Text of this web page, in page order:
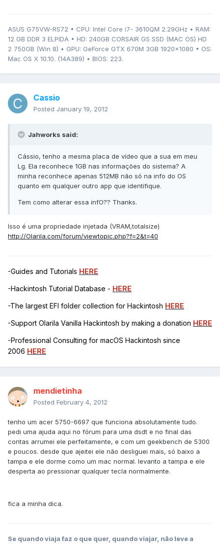
ASUS G75VW-RS72 • CPU: Intel Core i7- 3610QM 2.29GHz • RAM:
12 GB DDR 3 ELPIDA • HD: 240GB CORSAIR GS SSD (MAC OS) HD
2 750GB (Win 8) • GPU: GeForce GTX 670M 3GB 1920x1080 • OS:
Mac OS X 10.10. (14A389) • BIOS: 223.
Cassio
Posted January 19, 2012
Jahworks said:
Cássio, tenho a mesma placa de vídeo que a sua em meu
Lg. Ela reconhece 1GB nas informações do sistema? A
minha reconhece apenas 512MB não só na info do OS
quanto em qualquer outro app que identifique.
Tem como alterar essa infO?? Thanks.
Isso é uma propriedade injetada (VRAM,totalsize)
http://Olarila.com/forum/viewtopic.php?f=2&t=40
-Guides and Tutorials HERE
-Hackintosh Tutorial Database - HERE
-The largest EFI folder collection for Hackintosh HERE
-Support Olarila Vanilla Hackintosh by making a donation HERE
-Professional Consulting for macOS Hackintosh since
2006 HERE
mendietinha
Posted February 4, 2012
tenho um acer 5750-6697 que funciona absolutamente tudo.
pedi uma ajuda aqui no fórum para uma dsdt e no final das
contas arrumei ele perfeitamente, e com um geekbench de 5300
e poucos. desde que ajeitei ele não desliguei mais, só baixo a
tampa e ele dorme como um mac normal. levanto a tampa e ele
desperta ao pressionar qualquer tecla normalmente.
fica a minha dica.
Se quando viaja faz o que quer, quando viajar, não leve a